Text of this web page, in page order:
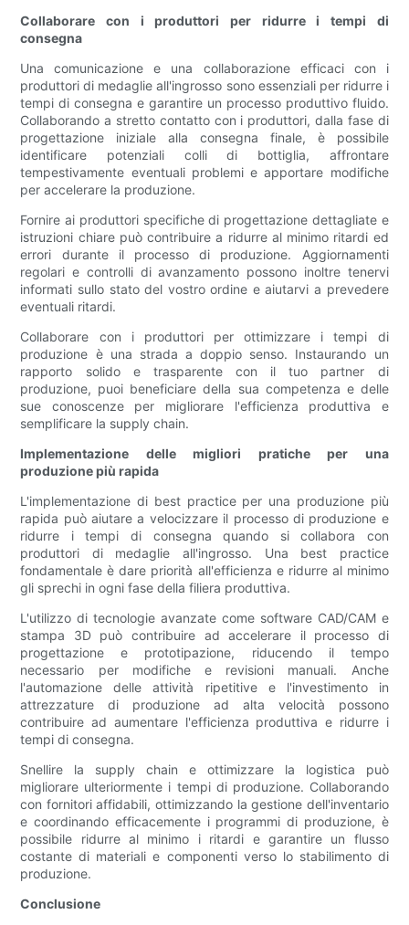
Collaborare con i produttori per ridurre i tempi di
consegna
Una comunicazione e una collaborazione efficaci con i
produttori di medaglie all'ingrosso sono essenziali per ridurre i
tempi di consegna e garantire un processo produttivo fluido.
Collaborando a stretto contatto con i produttori, dalla fase di
progettazione iniziale alla consegna finale, è possibile
identificare potenziali colli di bottiglia, affrontare
tempestivamente eventuali problemi e apportare modifiche
per accelerare la produzione.
Fornire ai produttori specifiche di progettazione dettagliate e
istruzioni chiare può contribuire a ridurre al minimo ritardi ed
errori durante il processo di produzione. Aggiornamenti
regolari e controlli di avanzamento possono inoltre tenervi
informati sullo stato del vostro ordine e aiutarvi a prevedere
eventuali ritardi.
Collaborare con i produttori per ottimizzare i tempi di
produzione è una strada a doppio senso. Instaurando un
rapporto solido e trasparente con il tuo partner di
produzione, puoi beneficiare della sua competenza e delle
sue conoscenze per migliorare l'efficienza produttiva e
semplificare la supply chain.
Implementazione delle migliori pratiche per una
produzione più rapida
L'implementazione di best practice per una produzione più
rapida può aiutare a velocizzare il processo di produzione e
ridurre i tempi di consegna quando si collabora con
produttori di medaglie all'ingrosso. Una best practice
fondamentale è dare priorità all'efficienza e ridurre al minimo
gli sprechi in ogni fase della filiera produttiva.
L'utilizzo di tecnologie avanzate come software CAD/CAM e
stampa 3D può contribuire ad accelerare il processo di
progettazione e prototipazione, riducendo il tempo
necessario per modifiche e revisioni manuali. Anche
l'automazione delle attività ripetitive e l'investimento in
attrezzature di produzione ad alta velocità possono
contribuire ad aumentare l'efficienza produttiva e ridurre i
tempi di consegna.
Snellire la supply chain e ottimizzare la logistica può
migliorare ulteriormente i tempi di produzione. Collaborando
con fornitori affidabili, ottimizzando la gestione dell'inventario
e coordinando efficacemente i programmi di produzione, è
possibile ridurre al minimo i ritardi e garantire un flusso
costante di materiali e componenti verso lo stabilimento di
produzione.
Conclusione